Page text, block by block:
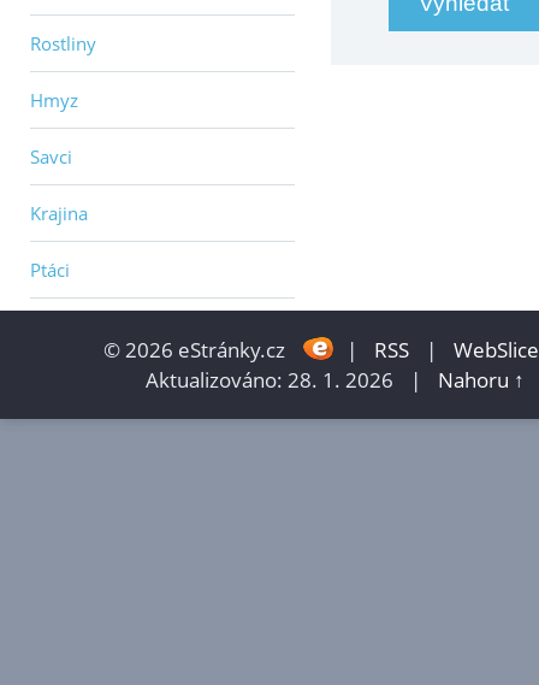
Rostliny
Hmyz
Savci
Krajina
Ptáci
© 2026 eStránky.cz | RSS |
WebSlice
Aktualizováno: 28. 1. 2026
| Nahoru ↑